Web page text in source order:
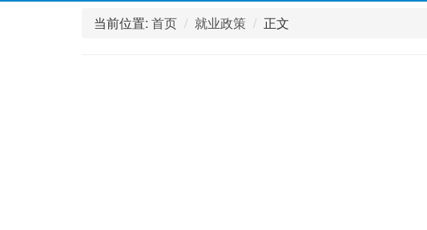
当前位置: 首页 就业政策 正文